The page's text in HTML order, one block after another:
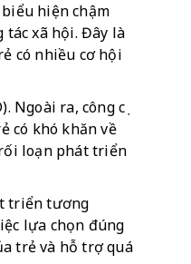
hiện chậm
xã hội. Đây là
có nhiều cơ hội
ra, công cụ
có khó khăn về
loạn phát triển
triển tương
lựa chọn đúng
trẻ và hỗ trợ quá